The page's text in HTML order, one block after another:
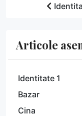
Articole
Identitate 1
Bazar
Cina